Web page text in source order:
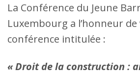
La Conférence du Jeune
Luxembourg a l’honneur
conférence intitulée :
« Droit de la construction :